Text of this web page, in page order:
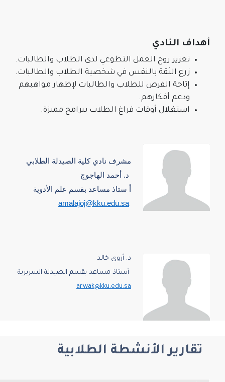
روح العمل التطوعي لدى الطلاب والطالبات.
الثقة بالنفس في شخصية الطلاب والطالبات.
الفرص للطلاب والطالبات لإظهار مواهبهم
أفكارهم.
أوقات فراغ الطلاب ببرامج مميزة.
مشرف نادي كلية الصيدلة الطلابي
د. أحمد الهاجوج
أ ستاذ مساعد بقسم علم الأدوية
amalajoj@kku.edu.sa
د. أروى خالد
أستاذ مساعد بقسم الصيدلة السريرية
arwak@kku.edu.sa
الأنشطة الطلابية